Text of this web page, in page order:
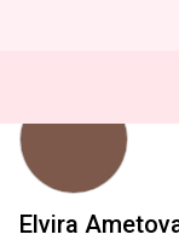
Elvira